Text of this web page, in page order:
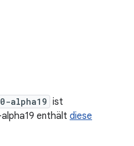
alpha19 ist
enthält diese